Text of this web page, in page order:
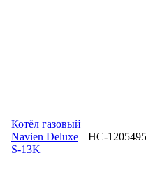
Котёл газовый
Navien Deluxe
S-13K
НС-1205495